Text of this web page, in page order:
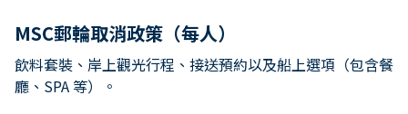
MSC郵輪取消政策（每人）
飲料套裝、岸上觀光行程、接送預約以及船上選項（包含餐
廳、SPA 等）。